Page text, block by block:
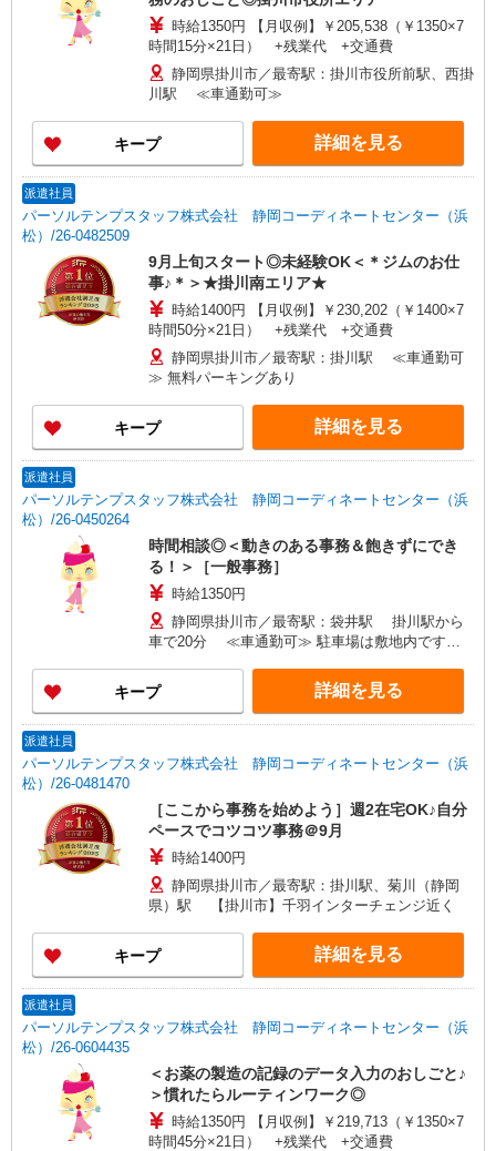
時給1350円 【月収例】￥205,538（￥1350×7
時間15分×21日） +残業代 +交通費
静岡県掛川市／最寄駅：掛川市役所前駅、西掛
川駅 ≪車通勤可≫
キープ 詳細を見る
派遣社員
パーソルテンプスタッフ株式会社 静岡コーディネートセンター（浜
松）/26-0482509
9月上旬スタート◎未経験OK＜＊ジムのお仕
事♪＊＞★掛川南エリア★
時給1400円 【月収例】￥230,202（￥1400×7
時間50分×21日） +残業代 +交通費
静岡県掛川市／最寄駅：掛川駅 ≪車通勤可
≫ 無料パーキングあり
キープ 詳細を見る
派遣社員
パーソルテンプスタッフ株式会社 静岡コーディネートセンター（浜
松）/26-0450264
時間相談◎＜動きのある事務＆飽きずにでき
る！＞［一般事務］
時給1350円
静岡県掛川市／最寄駅：袋井駅 掛川駅から
車で20分 ≪車通勤可≫ 駐車場は敷地内です
キープ 詳細を見る
派遣社員
パーソルテンプスタッフ株式会社 静岡コーディネートセンター（浜
松）/26-0481470
［ここから事務を始めよう］週2在宅OK♪自分
ペースでコツコツ事務＠9月
時給1400円
静岡県掛川市／最寄駅：掛川駅、菊川（静岡
県）駅 【掛川市】千羽インターチェンジ近く
キープ 詳細を見る
派遣社員
パーソルテンプスタッフ株式会社 静岡コーディネートセンター（浜
松）/26-0604435
＜お薬の製造の記録のデータ入力のおしごと♪
＞慣れたらルーティンワーク◎
時給1350円 【月収例】￥219,713（￥1350×7
時間45分×21日） +残業代 +交通費